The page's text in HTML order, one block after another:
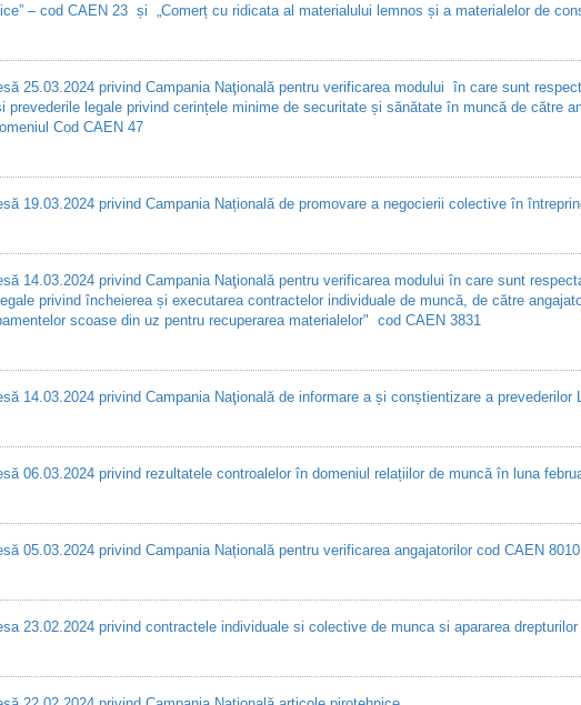
– cod CAEN 23 și „Comerț cu ridicata al materialului lemnos și a materialelor de
25.03.2024 privind Campania Naţională pentru verificarea modului în care sunt
prevederile legale privind cerințele minime de securitate și sănătate în muncă de către
Cod CAEN 47
19.03.2024 privind Campania Națională de promovare a negocierii colective în
14.03.2024 privind Campania Naţională pentru verificarea modului în care sunt
privind încheierea și executarea contractelor individuale de muncă, de către
scoase din uz pentru recuperarea materialelor" cod CAEN 3831
14.03.2024 privind Campania Naţională de informare a și conștientizare a
06.03.2024 privind rezultatele controalelor în domeniul relațiilor de muncă în luna
05.03.2024 privind Campania Națională pentru verificarea angajatorilor cod CAEN 8010.
23.02.2024 privind contractele individuale si colective de munca si apararea drepturilor